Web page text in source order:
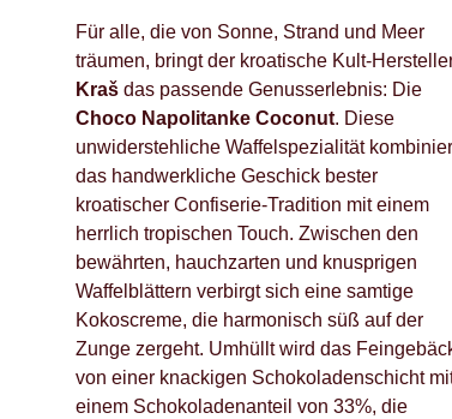
Für alle, die von Sonne, Strand und Meer
träumen, bringt der kroatische Kult-
Kraš das passende Genusserlebnis: Die
Choco Napolitanke Coconut. Diese
unwiderstehliche Waffelspezialität
das handwerkliche Geschick bester
kroatischer Confiserie-Tradition mit einem
herrlich tropischen Touch. Zwischen den
bewährten, hauchzarten und knusprigen
Waffelblättern verbirgt sich eine samtige
Kokoscreme, die harmonisch süß auf der
Zunge zergeht. Umhüllt wird das
von einer knackigen Schokoladenschicht
einem Schokoladenanteil von 33%, die